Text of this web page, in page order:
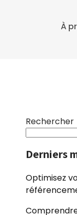
À
Rechercher
Derniers
Optimisez